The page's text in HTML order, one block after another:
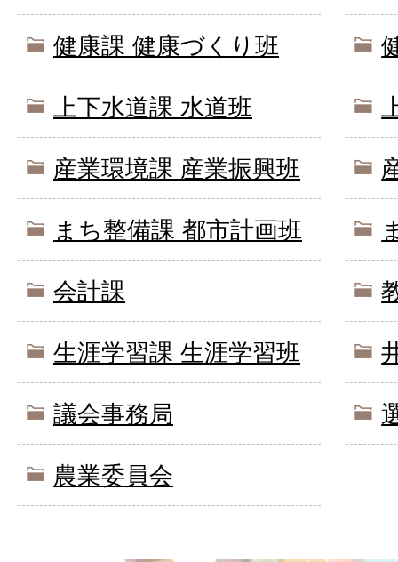
健康課 健康づくり班
上下水道課 水道班
産業環境課 産業振興班
まち整備課 都市計画班
会計課
生涯学習課 生涯学習班
議会事務局
農業委員会